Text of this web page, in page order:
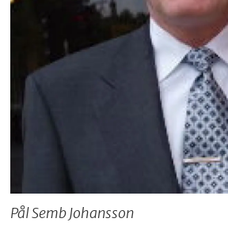
Pål Semb Johansson